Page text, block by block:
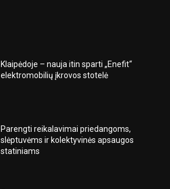
Klaipėdoje – nauja itin sparti „Enefit“
elektromobilių įkrovos stotelė
Parengti reikalavimai priedangoms,
slėptuvėms ir kolektyvinės apsaugos
statiniams